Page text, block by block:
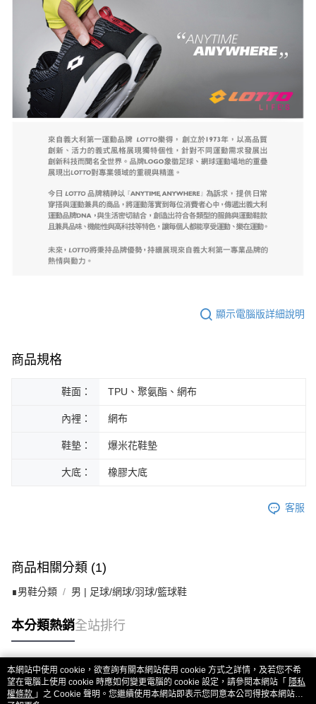
顯示電腦版詳細說明
商品規格
鞋面： TPU、聚氨酯、網布
內裡： 網布
鞋墊： 爆米花鞋墊
大底： 橡膠大底
客服
商品相關分類 (1)
∎男鞋分類 男 | 足球/網球/羽球/籃球鞋
本分類熱銷全站排行
熱門標籤
本網站中使用 cookie，欲查詢有關本網站使用 cookie 方式之詳情，及若您不希
望在電腦上使用 cookie 時應如何變更電腦的 cookie 設定，請參閱本網站「 隱私
權條款 」之 Cookie 聲明。您繼續使用本網站即表示您同意本公司得按本網站使